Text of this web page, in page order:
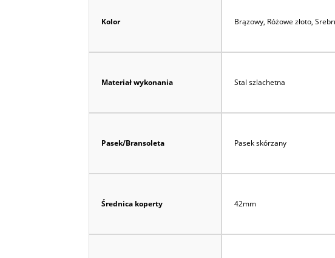
Kolor Brązowy, Różowe złoto,
Materiał wykonania Stal szlachetna
Pasek/Bransoleta Pasek skórzany
Średnica koperty 42mm